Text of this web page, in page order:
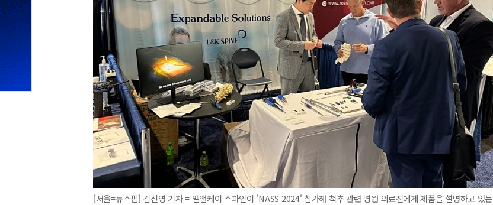
[서울=뉴스핌] 김신영 기자 = 엘앤케이 스파인이 'NASS 2024' 참가해 척추 관련 병원 의료진에게 제품을 설명하고 있는